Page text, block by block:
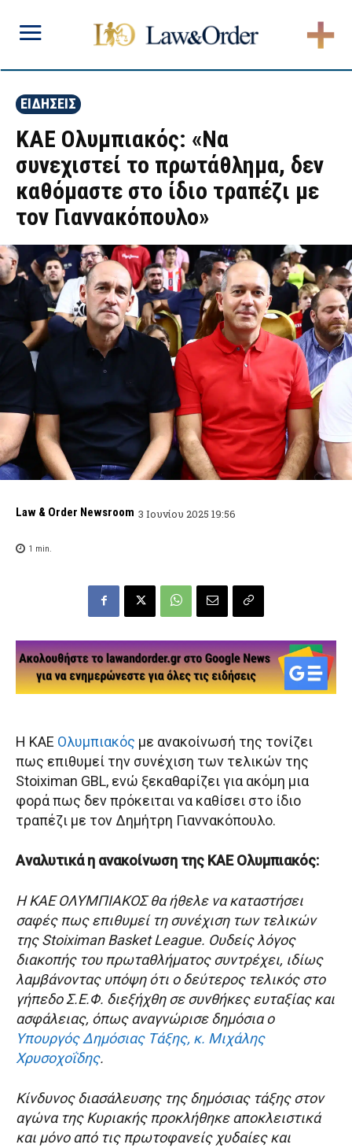
ΕΙΔΗΣΕΙΣ
ΚΑΕ Ολυμπιακός: «Να
συνεχιστεί το πρωτάθλημα, δεν
καθόμαστε στο ίδιο τραπέζι με
τον Γιαννακόπουλο»
Law & Order Newsroom 3 Ιουνίου 2025 19:56
1 min.
Η ΚΑΕ Ολυμπιακός με ανακοίνωσή της τονίζει
πως επιθυμεί την συνέχιση των τελικών της
Stoiximan GBL, ενώ ξεκαθαρίζει για ακόμη μια
φορά πως δεν πρόκειται να καθίσει στο ίδιο
τραπέζι με τον Δημήτρη Γιαννακόπουλο.
Αναλυτικά η ανακοίνωση της ΚΑΕ Ολυμπιακός:
Η ΚΑΕ ΟΛΥΜΠΙΑΚΟΣ θα ήθελε να καταστήσει
σαφές πως επιθυμεί τη συνέχιση των τελικών
της Stoiximan Basket League. Ουδείς λόγος
διακοπής του πρωταθλήματος συντρέχει, ιδίως
λαμβάνοντας υπόψη ότι ο δεύτερος τελικός στο
γήπεδο Σ.Ε.Φ. διεξήχθη σε συνθήκες ευταξίας και
ασφάλειας, όπως αναγνώρισε δημόσια ο
Υπουργός Δημόσιας Τάξης, κ. Μιχάλης
Χρυσοχοΐδης.
Κίνδυνος διασάλευσης της δημόσιας τάξης στον
αγώνα της Κυριακής προκλήθηκε αποκλειστικά
και μόνο από τις πρωτοφανείς χυδαίες και